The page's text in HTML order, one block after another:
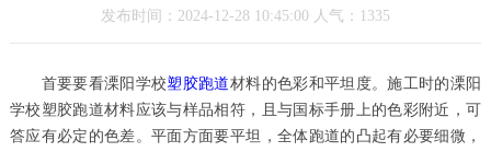
发布时间：2024-12-28 10:45:00 人气：1335
首要要看溧阳学校塑胶跑道材料的色彩和平坦度。施工时的溧阳
学校塑胶跑道材料应该与样品相符，且与国标手册上的色彩附近，可
答应有必定的色差。平面方面要平坦，全体跑道的凸起有必要细微，